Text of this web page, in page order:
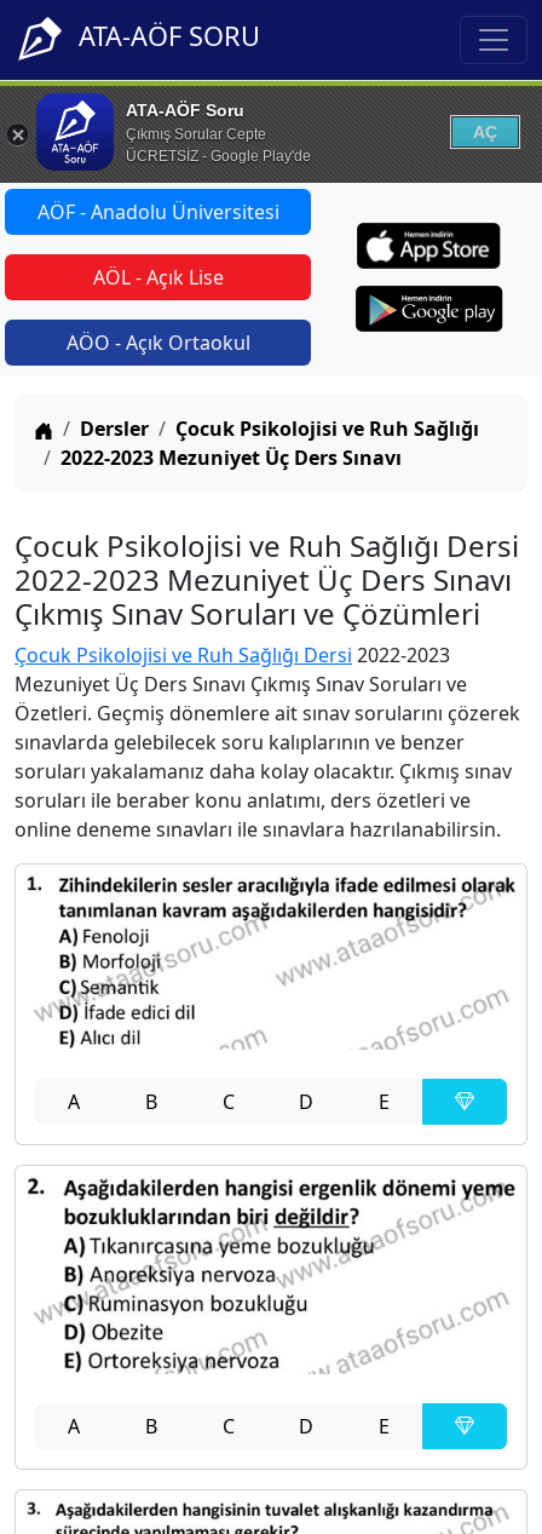
ATA-AÖF SORU
ATA-AÖF Soru
Çıkmış Sorular Cepte
ÜCRETSİZ - Google Play'de
AÇ
AÖF - Anadolu Üniversitesi
AÖL - Açık Lise
AÖO - Açık Ortaokul
Anasayfa
Dersler
Çocuk Psikolojisi ve Ruh Sağlığı
2022-2023 Mezuniyet Üç Ders Sınavı
Çocuk Psikolojisi ve Ruh Sağlığı Dersi
2022-2023 Mezuniyet Üç Ders Sınavı
Çıkmış Sınav Soruları ve Çözümleri
Çocuk Psikolojisi ve Ruh Sağlığı Dersi 2022-2023
Mezuniyet Üç Ders Sınavı Çıkmış Sınav Soruları ve
Özetleri. Geçmiş dönemlere ait sınav sorularını çözerek
sınavlarda gelebilecek soru kalıplarının ve benzer
soruları yakalamanız daha kolay olacaktır. Çıkmış sınav
soruları ile beraber konu anlatımı, ders özetleri ve
online deneme sınavları ile sınavlara hazrılanabilirsin.
A B C D E
A B C D E